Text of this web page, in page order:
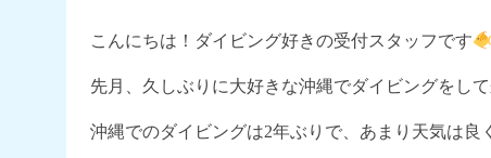
こんにちは！ダイビング好きの受付スタッフです
先月、久しぶりに大好きな沖縄でダイビングをして
沖縄でのダイビングは2年ぶりで、あまり天気は良